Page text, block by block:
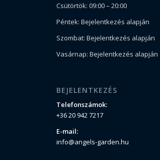
Csütörtök: 09:00 – 20:00
Péntek: Bejelentkezés alapján
Szombat: Bejelentkezés alapján
Vasárnap: Bejelentkezés alapján
BEJELENTKEZÉS
Telefonszámok:
+36 20 942 7217
E-mail:
info@angels-garden.hu